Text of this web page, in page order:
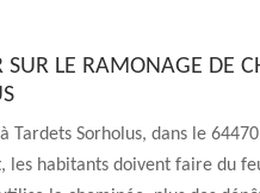
SUR LE RAMONAGE DE
Sorholus, dans le
habitants doivent faire du